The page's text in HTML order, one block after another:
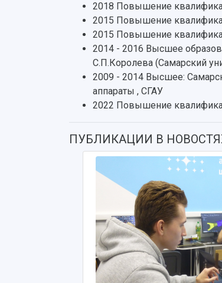
2018 Повышение
2015 Повышение
2015 Повышение
2014 - 2016 Высшее
С.П.Королева (Самарский
2009 - 2014 Высшее:
аппараты , СГАУ
2022 Повышение
ПУБЛИКАЦИИ В